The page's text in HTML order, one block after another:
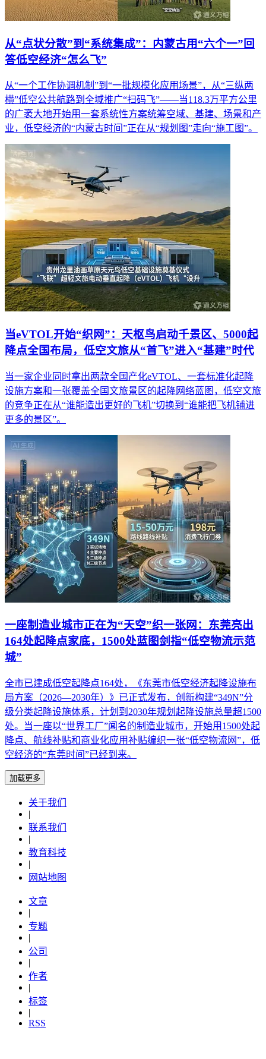
从“点状分散”到“系统集成”：内蒙古用“六个一”回
答低空经济“怎么飞”
从“一个工作协调机制”到“一批规模化应用场景”，从“三纵两
横”低空公共航路到全域推广“扫码飞”——当118.3万平方公里
的广袤大地开始用一套系统性方案统筹空域、基建、场景和产
业，低空经济的“内蒙古时间”正在从“规划图”走向“施工图”。
当eVTOL开始“织网”：天枢鸟启动千景区、5000起
降点全国布局，低空文旅从“首飞”进入“基建”时代
当一家企业同时拿出两款全国产化eVTOL、一套标准化起降
设施方案和一张覆盖全国文旅景区的起降网络蓝图，低空文旅
的竞争正在从“谁能造出更好的飞机”切换到“谁能把飞机铺进
更多的景区”。
一座制造业城市正在为“天空”织一张网：东莞亮出
164处起降点家底，1500处蓝图剑指“低空物流示范
城”
全市已建成低空起降点164处，《东莞市低空经济起降设施布
局方案（2026—2030年）》已正式发布，创新构建“349N”分
级分类起降设施体系，计划到2030年规划起降设施总量超1500
处。当一座以“世界工厂”闻名的制造业城市，开始用1500处起
降点、航线补贴和商业化应用补贴编织一张“低空物流网”，低
空经济的“东莞时间”已经到来。
加载更多
关于我们
|
联系我们
|
教育科技
|
网站地图
文章
|
专题
|
公司
|
作者
|
标签
|
RSS